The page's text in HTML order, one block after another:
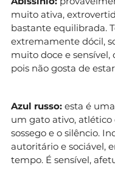
muito ativa,
bastante equilibrada.
extremamente dócil,
muito doce e
pois não gosta de
Azul russo: esta é
um gato ativo,
sossego e o silêncio.
autoritário e sociável,
tempo. É sensível,